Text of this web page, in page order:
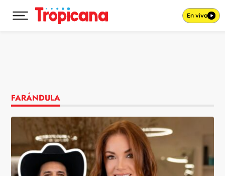
Desplegar menú principal En vivo
FARÁNDULA